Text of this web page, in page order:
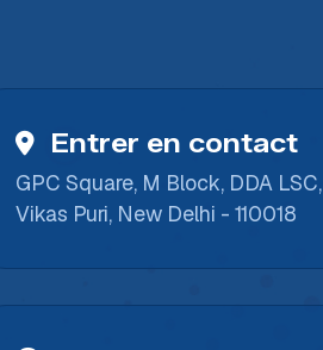
Entrer en contact
GPC Square, M Block, DDA LSC,
Vikas Puri, New Delhi - 110018